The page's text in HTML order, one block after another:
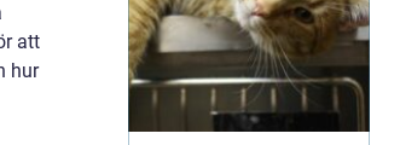
att
hur